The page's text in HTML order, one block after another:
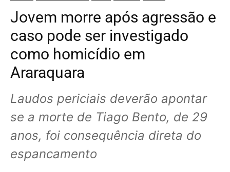
Jovem morre após agressão e
caso pode ser investigado
como homicídio em
Araraquara
Laudos periciais deverão apontar
se a morte de Tiago Bento, de 29
anos, foi consequência direta do
espancamento